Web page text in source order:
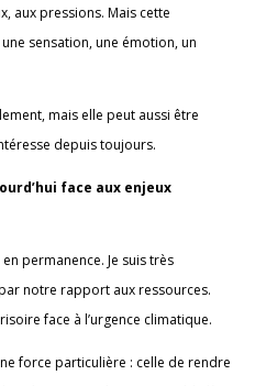
aux pressions. Mais cette
sensation, une émotion, un
mais elle peut aussi être
depuis toujours.
face aux enjeux
permanence. Je suis très
notre rapport aux ressources.
face à l’urgence climatique.
force particulière : celle de rendre